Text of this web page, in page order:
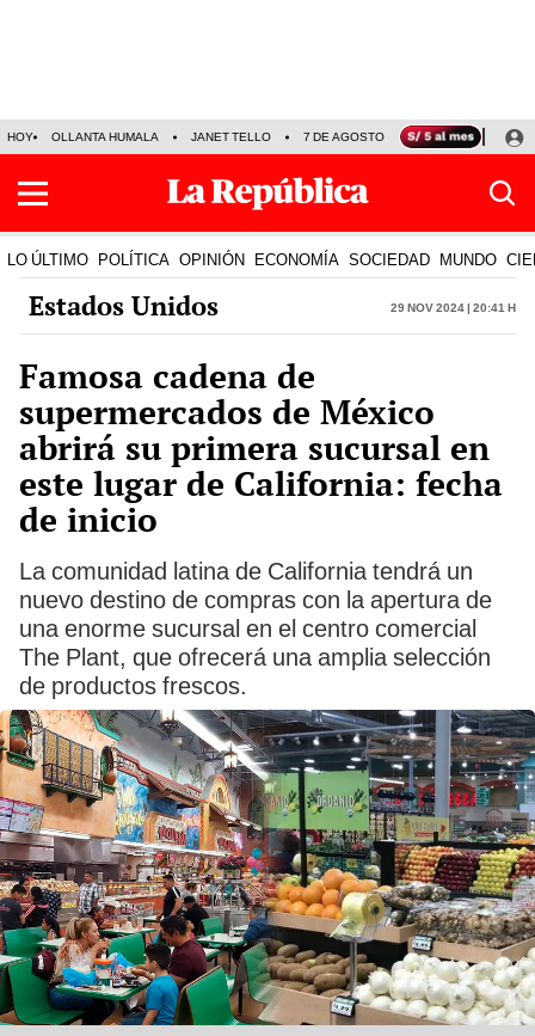
HOY OLLANTA HUMALA JANET TELLO 7 DE AGOSTO TINKA RESULTADOS
LO ÚLTIMO POLÍTICA OPINIÓN ECONOMÍA SOCIEDAD MUNDO
Estados Unidos 29 Nov 2024 | 20:41 h
Famosa cadena de
supermercados de México
abrirá su primera sucursal en
este lugar de California: fecha
de inicio
La comunidad latina de California tendrá un
nuevo destino de compras con la apertura de
una enorme sucursal en el centro comercial
The Plant, que ofrecerá una amplia selección
de productos frescos.